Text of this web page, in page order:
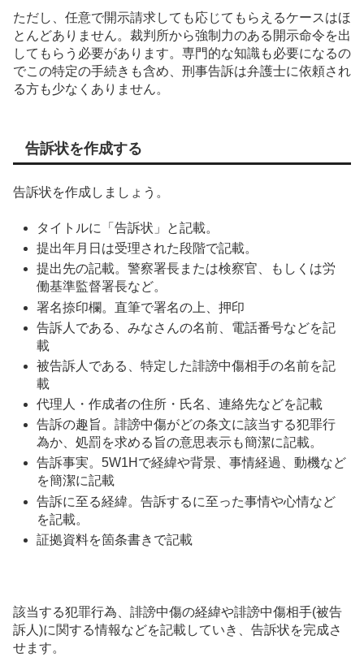
ただし、任意で開示請求しても応じてもらえるケースはほ
とんどありません。裁判所から強制力のある開示命令を出
してもらう必要があります。専門的な知識も必要になるの
でこの特定の手続きも含め、刑事告訴は弁護士に依頼され
る方も少なくありません。
告訴状を作成する
告訴状を作成しましょう。
タイトルに「告訴状」と記載。
提出年月日は受理された段階で記載。
提出先の記載。警察署長または検察官、もしくは労
働基準監督署長など。
署名捺印欄。直筆で署名の上、押印
告訴人である、みなさんの名前、電話番号などを記
載
被告訴人である、特定した誹謗中傷相手の名前を記
載
代理人・作成者の住所・氏名、連絡先などを記載
告訴の趣旨。誹謗中傷がどの条文に該当する犯罪行
為か、処罰を求める旨の意思表示も簡潔に記載。
告訴事実。5W1Hで経緯や背景、事情経過、動機など
を簡潔に記載
告訴に至る経緯。告訴するに至った事情や心情など
を記載。
証拠資料を箇条書きで記載
該当する犯罪行為、誹謗中傷の経緯や誹謗中傷相手(被告
訴人)に関する情報などを記載していき、告訴状を完成さ
せます。